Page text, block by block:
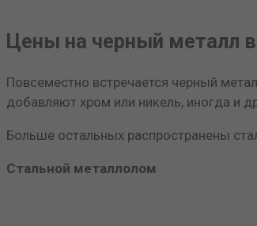
Цены на черный металл
Повсеместно встречается черный
добавляют хром или никель, иногда и
Больше остальных распространены
Стальной металлолом